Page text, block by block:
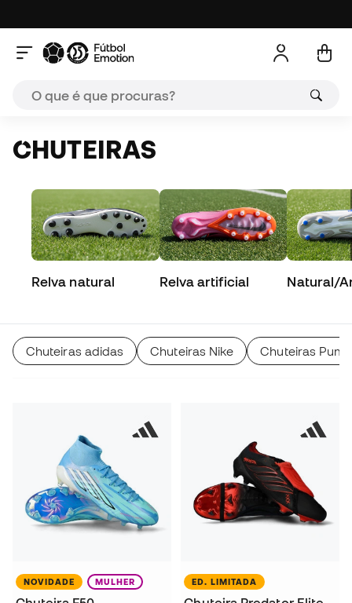
CHUTEIRAS
Relva natural Relva artificial Natural/
Chuteiras adidas Chuteiras Nike Chuteiras Puma
NOVIDADE MULHER ED. LIMITADA